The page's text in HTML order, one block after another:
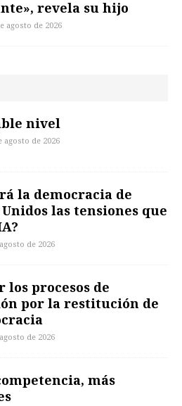
revela su hijo
agosto de 2026
nivel
agosto de 2026
la democracia de
Unidos las tensiones que
de 2026
los procesos de
por la restitución de
de 2026
más